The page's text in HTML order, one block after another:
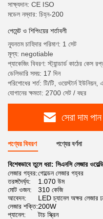
সাক্ষ্যদান: CE ISO
মডেল নম্বার: চিহ্ন-200
পেমেন্ট ও শিপিংয়ের শর্তাবলী
ন্যূনতম চাহিদার পরিমাণ: 1 সেট
মূল্য: negotiable
প্যাকেজিং বিবরণ: স্ট্যান্ডার্ড কাঠের কেস
ডেলিভারি সময়: 17 দিন
পরিশোধের শর্ত: টি/টি, ওয়েস্টার্ন ইউনিয়ন,
যোগানের ক্ষমতা: 2700 সেট / বছর
সেরা দাম পান
পণ্যের বিবরণ পণ্যের বর্ণনা
বিশেষভাবে তুলে ধরা: সিএনসি লেজার
লেজার গহ্বর:গোল্ডেন লেজার গহ্বর
তরঙ্গদৈর্ঘ্য:
1.070 উম
মোট ওজন:
310 কেজি
আবেদন:
LED চ্যানেল অক্ষর লেজার
লেজার শক্তি:200W
প্যানেল:
টাচ স্ক্রিন